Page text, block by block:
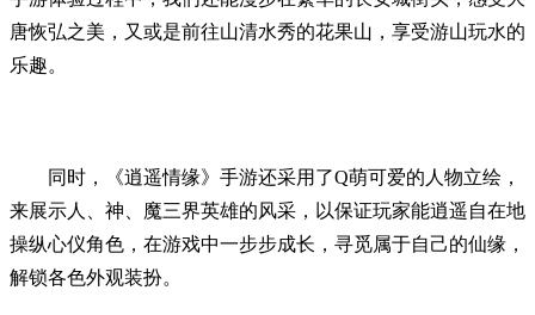
唐恢弘之美，又或是前往山清水秀的花果山，享受游山玩水的
乐趣。
同时，《逍遥情缘》手游还采用了Q萌可爱的人物立绘，
来展示人、神、魔三界英雄的风采，以保证玩家能逍遥自在地
操纵心仪角色，在游戏中一步步成长，寻觅属于自己的仙缘，
解锁各色外观装扮。